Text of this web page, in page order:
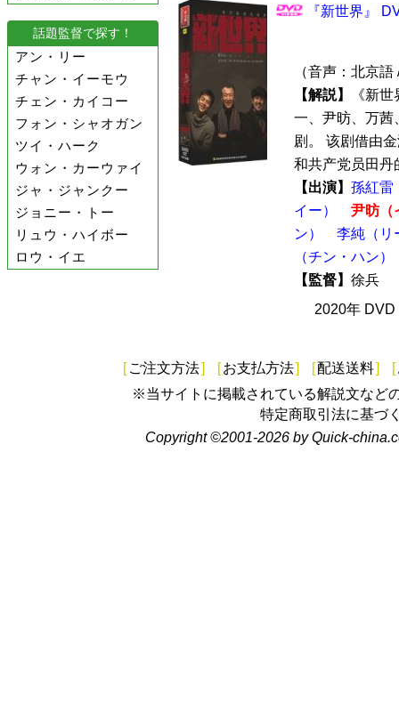
話題監督で探す！
アン・リー
チャン・イーモウ
チェン・カイコー
フォン・シャオガン
ツイ・ハーク
ウォン・カーウァイ
ジャ・ジャンクー
ジョニー・トー
リュウ・ハイボー
ロウ・イエ
『新世界』
（音声：北京
【解説】
《新
一、尹昉、万茜
剧。 该剧借由
和共产党员田丹
【出演】 孫紅雷
イー）
尹昉（
ン）
李純（リ
（チン・ハン）
【監督】 徐兵
2020年
[ ご注文方法] [お支払方法] [配送送料] [
※当サイトに掲載されている解説文など
特定商取引法に基づ
Copyright ©2001-2026 by Quick-